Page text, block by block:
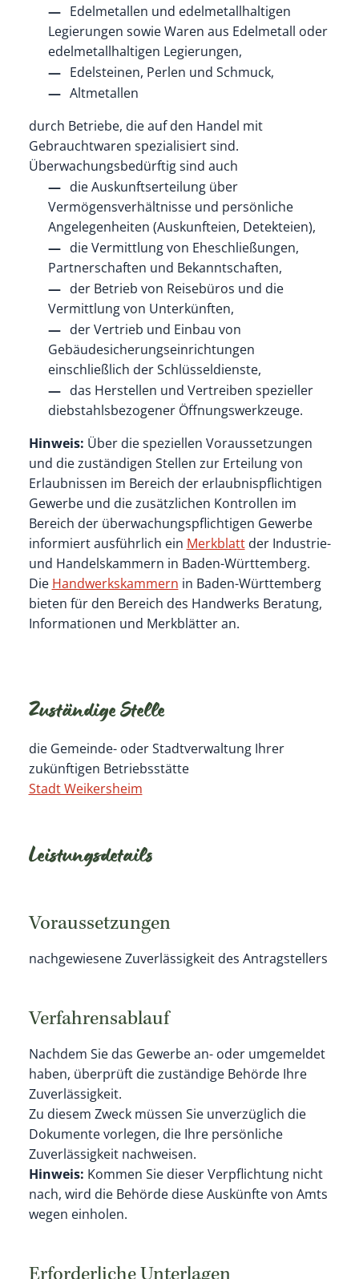
Edelmetallen und edelmetallhaltigen
Legierungen sowie Waren aus Edelmetall oder
edelmetallhaltigen Legierungen,
Edelsteinen, Perlen und Schmuck,
Altmetallen
durch Betriebe, die auf den Handel mit
Gebrauchtwaren spezialisiert sind.
Überwachungsbedürftig sind auch
die Auskunftserteilung über
Vermögensverhältnisse und persönliche
Angelegenheiten (Auskunfteien, Detekteien),
die Vermittlung von Eheschließungen,
Partnerschaften und Bekanntschaften,
der Betrieb von Reisebüros und die
Vermittlung von Unterkünften,
der Vertrieb und Einbau von
Gebäudesicherungseinrichtungen
einschließlich der Schlüsseldienste,
das Herstellen und Vertreiben spezieller
diebstahlsbezogener Öffnungswerkzeuge.
Hinweis: Über die speziellen Voraussetzungen
und die zuständigen Stellen zur Erteilung von
Erlaubnissen im Bereich der erlaubnispflichtigen
Gewerbe und die zusätzlichen Kontrollen im
Bereich der überwachungspflichtigen Gewerbe
informiert ausführlich ein Merkblattder Industrie-
und Handelskammern in Baden-Württemberg.
Die Handwerkskammern in Baden-Württemberg
bieten für den Bereich des Handwerks Beratung,
Informationen und Merkblätter an.
Zuständige Stelle
die Gemeinde- oder Stadtverwaltung Ihrer
zukünftigen Betriebsstätte
Stadt Weikersheim
Leistungsdetails
Voraussetzungen
nachgewiesene Zuverlässigkeit des Antragstellers
Verfahrensablauf
Nachdem Sie das Gewerbe an- oder umgemeldet
haben, überprüft die zuständige Behörde Ihre
Zuverlässigkeit.
Zu diesem Zweck müssen Sie unverzüglich die
Dokumente vorlegen, die Ihre persönliche
Zuverlässigkeit nachweisen.
Hinweis: Kommen Sie dieser Verpflichtung nicht
nach, wird die Behörde diese Auskünfte von Amts
wegen einholen.